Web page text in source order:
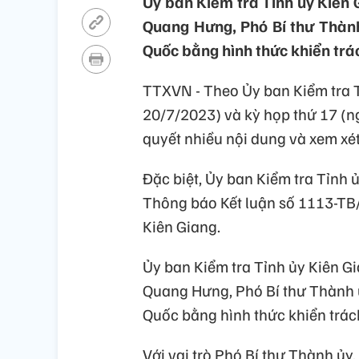
Quang Hưng, Phó Bí thư
Quốc bằng hình thức khiển
TTXVN - Theo Ủy ban Kiểm
20/7/2023) và kỳ họp thứ 17
quyết nhiều nội dung và xem
Đặc biệt, Ủy ban Kiểm tra Tỉnh
Thông báo Kết luận số 1113-
Kiên Giang.
Ủy ban Kiểm tra Tỉnh ủy Kiên
Quang Hưng, Phó Bí thư
Quốc bằng hình thức khiển
Với vai trò Phó Bí thư Thành